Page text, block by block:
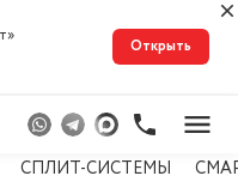
Открыть
СПЛИТ-СИСТЕМЫ